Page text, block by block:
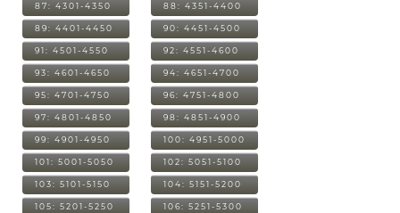
87: 4301-4350 88: 4351-4400
89: 4401-4450 90: 4451-4500
91: 4501-4550 92: 4551-4600
93: 4601-4650 94: 4651-4700
95: 4701-4750 96: 4751-4800
97: 4801-4850 98: 4851-4900
99: 4901-4950 100: 4951-5000
101: 5001-5050 102: 5051-5100
103: 5101-5150 104: 5151-5200
105: 5201-5250 106: 5251-5300